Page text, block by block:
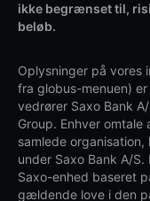
ikke begrænset til,
beløb.
Oplysninger på vores
fra globus-menuen)
vedrører Saxo Bank
Group. Enhver omtale
samlede
under Saxo Bank A/
Saxo-enhed baseret
gældende love i den